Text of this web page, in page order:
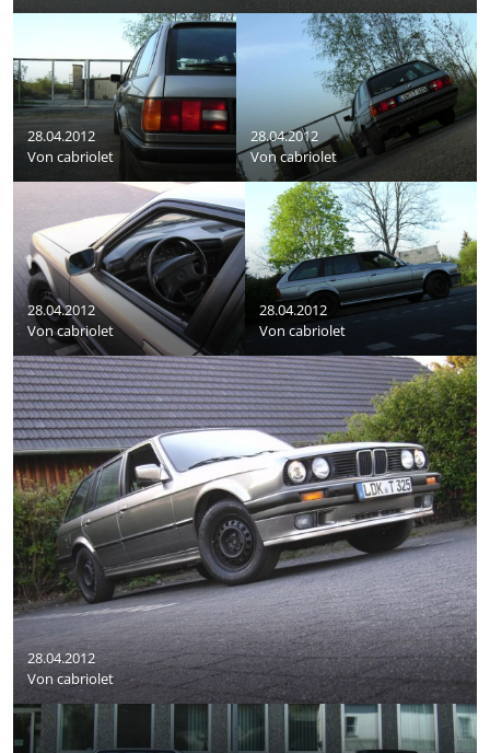
28.04.2012
Von cabriolet
28.04.2012
Voncabriolet
28.04.2012
Voncabriolet
28.04.2012
Von cabriolet
28.04.2012
Von cabriolet